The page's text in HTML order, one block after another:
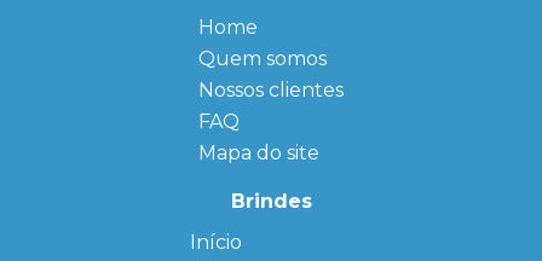
Home
Quem somos
Nossos clientes
FAQ
Mapa do site
Brindes
Início← Back
← Back